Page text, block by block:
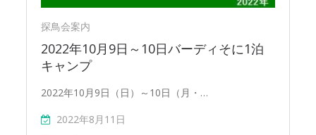
探鳥会案内
2022年10月9日～10日バーディそに1泊
キャンプ
2022年10月9日（日）～10日（月・…
2022年8月11日